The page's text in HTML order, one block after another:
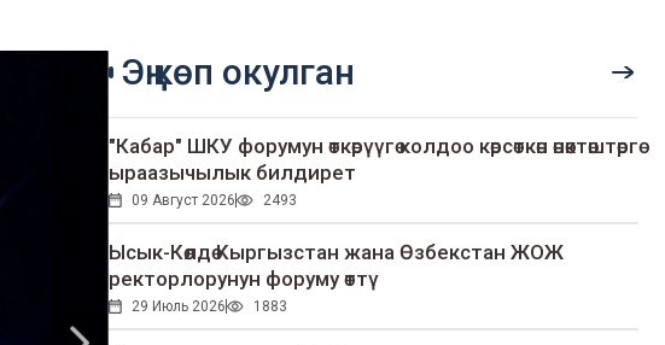
Эң көп окулган
"Кабар" ШКУ форумун өткөрүүгө колдоо көрсөткөн өнөктөштөргө
ыраазычылык билдирет
09 Август 2026 2493
Ысык-Көлдө Кыргызстан жана Өзбекстан ЖОЖ
ректорлорунун форуму өттү
29 Июль 2026 1883